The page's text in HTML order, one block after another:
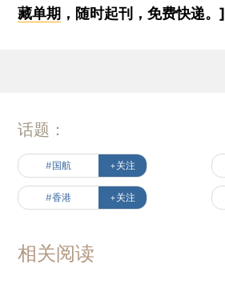
藏单期 ，随时起刊，免费快递。]
话题：
#国航 +关注
#香港 +关注
相关阅读